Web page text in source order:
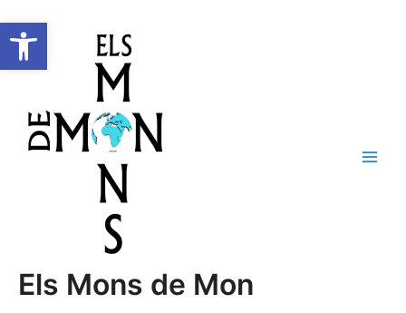
Obre la barra d'eines
contingut
Els Mons de Mon
d'entrades
e
r